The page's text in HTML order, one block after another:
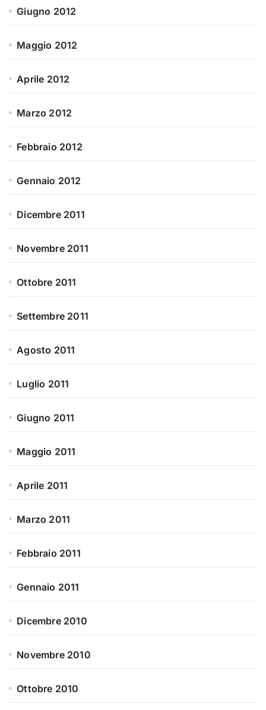
Giugno 2012
Maggio 2012
Aprile 2012
Marzo 2012
Febbraio 2012
Gennaio 2012
Dicembre 2011
Novembre 2011
Ottobre 2011
Settembre 2011
Agosto 2011
Luglio 2011
Giugno 2011
Maggio 2011
Aprile 2011
Marzo 2011
Febbraio 2011
Gennaio 2011
Dicembre 2010
Novembre 2010
Ottobre 2010